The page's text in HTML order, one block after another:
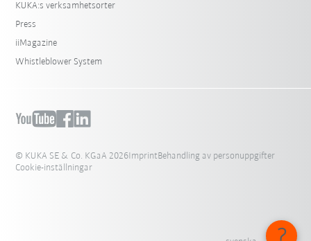
KUKA:s verksamhetsorter
Press
iiMagazine
Whistleblower System
© KUKA SE & Co. KGaA 2026ImprintBehandling av personuppgifter
Cookie-inställningar